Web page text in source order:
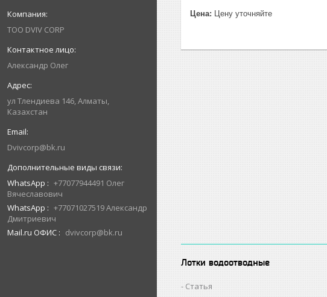
ТОО DVIV CORP
Александр Олег
ул Тлендиева 146, Алматы,
Казахстан
Dvivcorp@bk.ru
WhatsApp
+77077944491 Олег
Вячеславович
WhatsApp
+77071027519 Александр
Дмитриевич
Mail.ru ОФИС
dvivcorp@bk.ru
Цена: Цену уточняйте
Лотки водоотводные
Статья